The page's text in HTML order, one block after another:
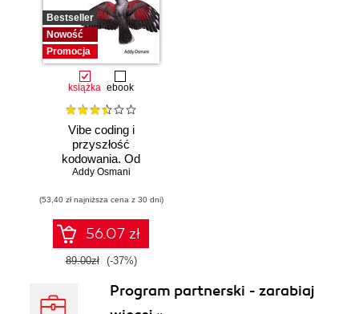
Bestseller
Nowość
Promocja
książka ebook
Vibe coding i
przyszłość
kodowania. Od
programisty do
Addy Osmani
(53,40 zł najniższa cena z 30 dni)
56.07 zł
89.00zł (-37%)
Program partnerski - zarabiaj